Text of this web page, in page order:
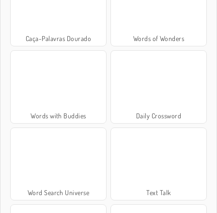
Caça-Palavras Dourado Words of Wonders
Words with Buddies Daily Crossword
Word Search Universe Text Talk